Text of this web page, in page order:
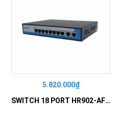
5.820.000₫
SWITCH 18 PORT HR902-AF162G-300 – Switch PoE 16 Cổng